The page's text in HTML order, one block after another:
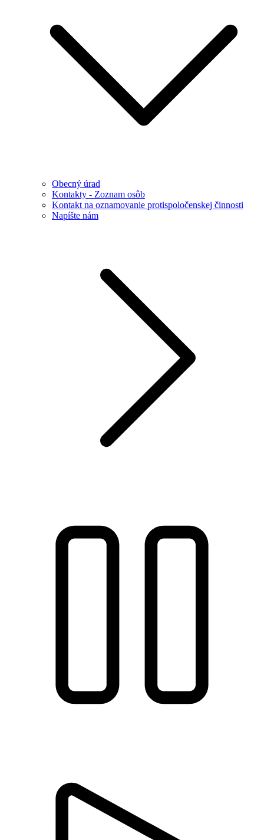
Obecný úrad
Kontakty - Zoznam osôb
Kontakt na oznamovanie protispoločenskej činnosti
Napíšte nám